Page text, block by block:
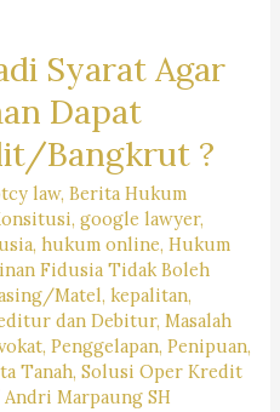
Syarat Agar
Dapat
Bangkrut ?
law,Berita Hukum
,google lawyer,
,hukum online,Hukum
Fidusia Tidak Boleh
Matel,kepalitan,
dan Debitur,Masalah
,Penggelapan,Penipuan,
Tanah,Solusi Oper Kredit
Andri Marpaung SH